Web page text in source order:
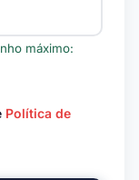
máximo:
Política de